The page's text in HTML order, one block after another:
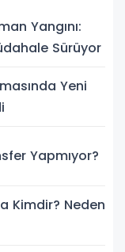
Yangını:
Sürüyor
Yeni
Yapmıyor?
Kimdir? Neden